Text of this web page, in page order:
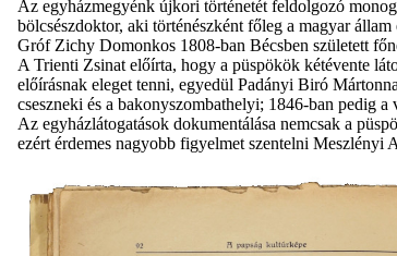
Az egyházmegyénk újkori történetét feldolgozó
bölcsészdoktor, aki történészként főleg a magyar
Gróf Zichy Domonkos 1808-ban Bécsben született
A Trienti Zsinat előírta, hogy a püspökök kétévente
előírásnak eleget tenni, egyedül Padányi Biró
cseszneki és a bakonyszombathelyi; 1846-ban pedig
Az egyházlátogatások dokumentálása nemcsak a
ezért érdemes nagyobb figyelmet szentelni Meszlényi